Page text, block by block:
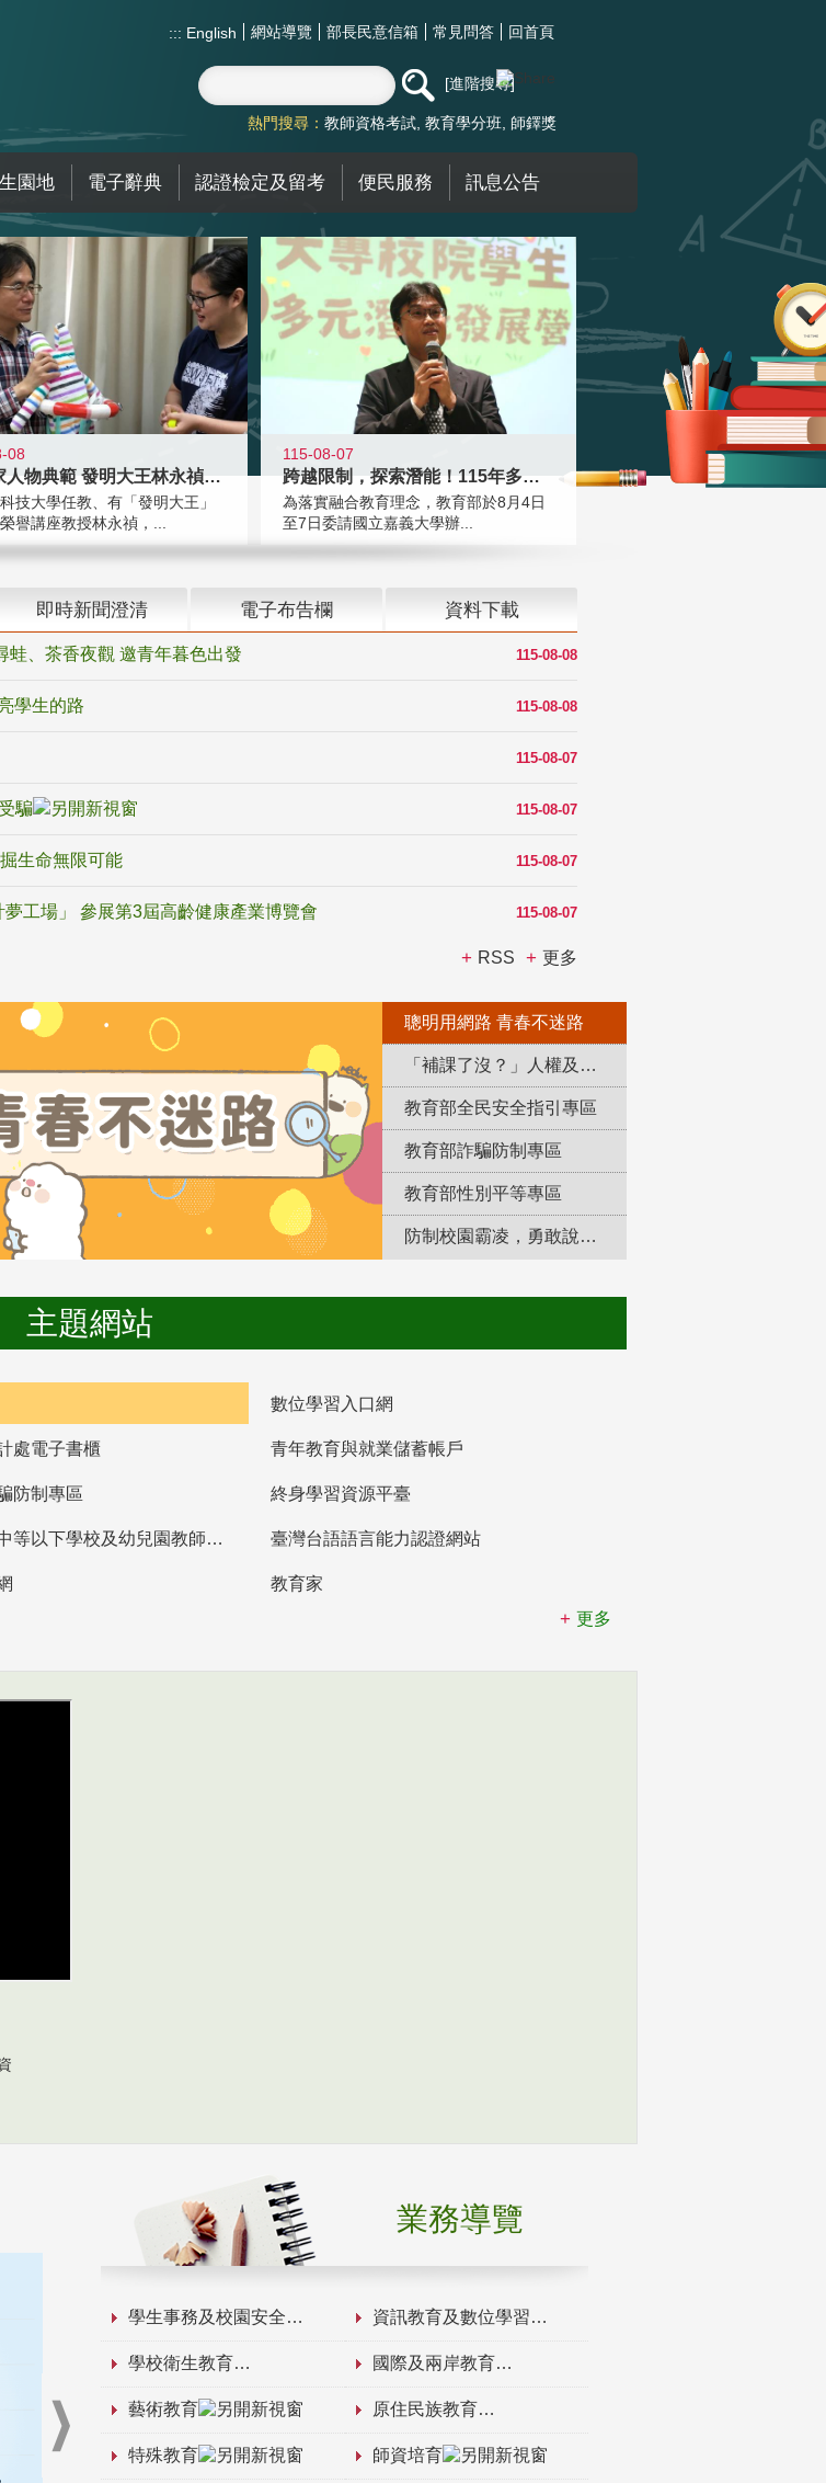
::: English 網站導覽 部長民意信箱 常見問答 回首頁
進階搜尋
熱門搜尋： 教師資格考試 教育學分班 師鐸獎
園地 電子辭典 認證檢定及留考 便民服務 訊息公告
08
教育家人物典範 發明大王林永禎教授
技大學任教、有「發明大王」
譽講座教授林永禎，...
115-08-07
跨越限制，探索潛能！115年多元潛
為落實融合教育理念，教育部於8月4日
至7日委請國立嘉義大學辦...
即時新聞澄清 電子布告欄 資料下載
115-08-08
蛙、茶香夜觀 邀青年暮色出發
115-08-08
學生的路
115-08-07
115-08-07
騙
115-08-07
生命無限可能
115-08-07
工場」 參展第3屆高齡健康產業博覽會
RSS 更多
聰明用網路 青春不迷路
「補課了沒？」人權及轉型正義教育專區
教育部全民安全指引專區
教育部詐騙防制專區
教育部性別平等專區
防制校園霸凌，勇敢說出來！
主題網站
數位學習入口網
處電子書櫃 青年教育與就業儲蓄帳戶
防制專區 終身學習資源平臺
教育部高中等以下學校及幼兒園教師資格檢定考試 臺灣台語語言能力認證網站
教育家
更多
業務導覽
學生事務及校園安全 資訊教育及數位學習
學校衛生教育 國際及兩岸教育
藝術教育 原住民族教育
特殊教育 師資培育